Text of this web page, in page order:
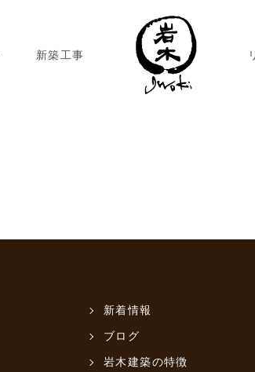
新築工事
新着情報
ブログ
岩木建築の特徴